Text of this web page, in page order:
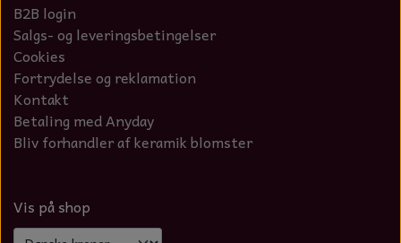
B2B login
Salgs- og leveringsbetingelser
Cookies
Fortrydelse og reklamation
Kontakt
Betaling med Anyday
Bliv forhandler af keramik blomster
Vis på shop